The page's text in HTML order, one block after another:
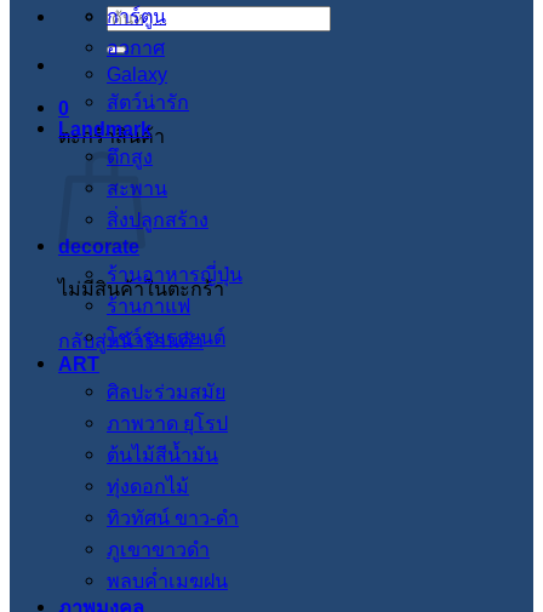
ค้นหา:
0
ตะกร้าสินค้า
ไม่มีสินค้าในตะกร้า
กลับสู่หน้าร้านค้า
การ์ตูน
อวกาศ
Galaxy
สัตว์น่ารัก
Landmark
ตึกสูง
สะพาน
สิ่งปลูกสร้าง
decorate
ร้านอาหารญี่ปุ่น
ร้านกาแฟ
โชว์รูมรถยนต์
ART
ศิลปะร่วมสมัย
ภาพวาด ยุโรป
ต้นไม้สีน้ำมัน
ทุ่งดอกไม้
ทิวทัศน์ ขาว-ดำ
ภูเขาขาวดำ
พลบค่ำเมฆฝน
ภาพมงคล